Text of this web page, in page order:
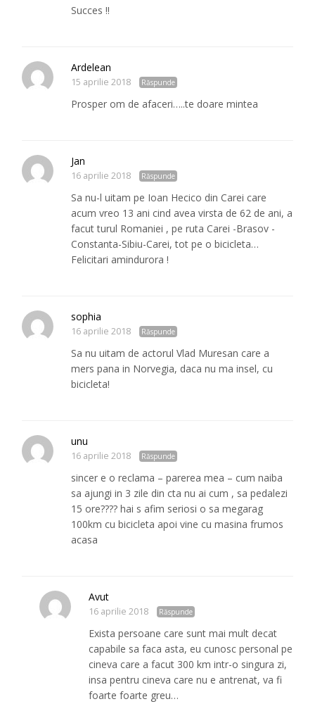
Succes !!
Ardelean
15 aprilie 2018 Răspunde
Prosper om de afaceri…..te doare mintea
Jan
16 aprilie 2018 Răspunde
Sa nu-l uitam pe Ioan Hecico din Carei care
acum vreo 13 ani cind avea virsta de 62 de ani, a
facut turul Romaniei , pe ruta Carei -Brasov -
Constanta-Sibiu-Carei, tot pe o bicicleta…
Felicitari amindurora !
sophia
16 aprilie 2018 Răspunde
Sa nu uitam de actorul Vlad Muresan care a
mers pana in Norvegia, daca nu ma insel, cu
bicicleta!
unu
16 aprilie 2018 Răspunde
sincer e o reclama – parerea mea – cum naiba
sa ajungi in 3 zile din cta nu ai cum , sa pedalezi
15 ore???? hai s afim seriosi o sa megarag
100km cu bicicleta apoi vine cu masina frumos
acasa
Avut
16 aprilie 2018 Răspunde
Exista persoane care sunt mai mult decat
capabile sa faca asta, eu cunosc personal pe
cineva care a facut 300 km intr-o singura zi,
insa pentru cineva care nu e antrenat, va fi
foarte foarte greu…